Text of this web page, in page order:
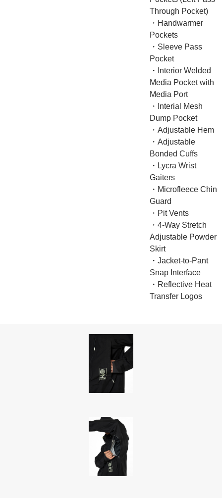
Through Pocket)
・Handwarmer
Pockets
・Sleeve Pass
Pocket
・Interior Welded
Media Pocket with
Media Port
・Interial Mesh
Dump Pocket
・Adjustable Hem
・Adjustable
Bonded Cuffs
・Lycra Wrist
Gaiters
・Microfleece Chin
Guard
・Pit Vents
・4-Way Stretch
Adjustable Powder
Skirt
・Jacket-to-Pant
Snap Interface
・Reflective Heat
Transfer Logos